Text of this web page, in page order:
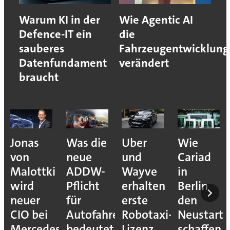
Warum KI in der
Defence-IT ein
sauberes
Datenfundament
braucht
Wie Agentic AI
die
Fahrzeugentwicklung
verändert
Jonas
von
Malottki
wird
neuer
CIO bei
Was die
neue
ADDW-
Pflicht
für
Autofahrer
Uber
und
Wayve
erhalten
erste
Robotaxi-
Wie
Cariad
in
Berlin
den
Neustart